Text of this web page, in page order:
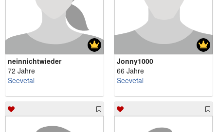
neinnichtwieder
72 Jahre
Seevetal
Jonny1000
66 Jahre
Seevetal